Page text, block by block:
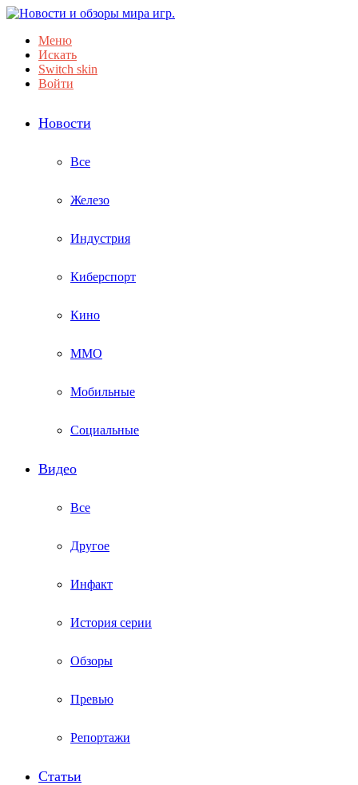
Меню
Искать
Switch skin
Войти
Новости
Все
Железо
Индустрия
Киберспорт
Кино
ММО
Мобильные
Социальные
Видео
Все
Другое
Инфакт
История серии
Обзоры
Превью
Репортажи
Статьи